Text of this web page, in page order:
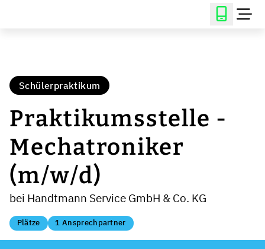
Schülerpraktikum
Praktikumsstelle -
Mechatroniker
(m/w/d)
bei Handtmann Service GmbH & Co. KG
Plätze 1 Ansprechpartner